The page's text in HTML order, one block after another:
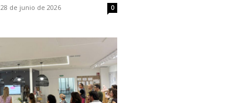
28 de junio de 2026 0